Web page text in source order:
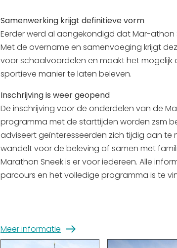
Samenwerking krijgt definitieve vorm
Eerder werd al aangekondigd dat Mar-athon
Met de overname en samenvoeging krijgt
voor schaalvoordelen en maakt het mogelijk
sportieve manier te laten beleven.
Inschrijving is weer geopend
De inschrijving voor de onderdelen van de
programma met de starttijden worden zsm
adviseert geïnteresseerden zich tijdig aan te
wandelt voor de beleving of samen met
Marathon Sneek is er voor iedereen. Alle
parcours en het volledige programma is te
Meer informatie